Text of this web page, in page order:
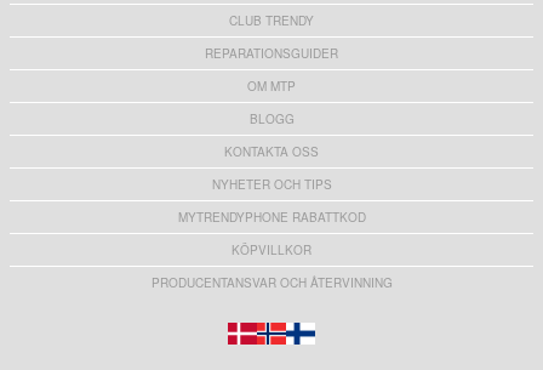
CLUB TRENDY
REPARATIONSGUIDER
OM MTP
BLOGG
KONTAKTA OSS
NYHETER OCH TIPS
MYTRENDYPHONE RABATTKOD
KÖPVILLKOR
PRODUCENTANSVAR OCH ÅTERVINNING